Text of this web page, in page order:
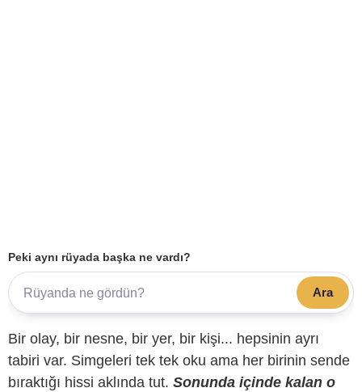
Peki aynı rüyada başka ne vardı?
Ara
Bir olay, bir nesne, bir yer, bir kişi... hepsinin ayrı
tabiri var. Simgeleri tek tek oku ama her birinin sende
bıraktığı hissi aklında tut. Sonunda içinde kalan o